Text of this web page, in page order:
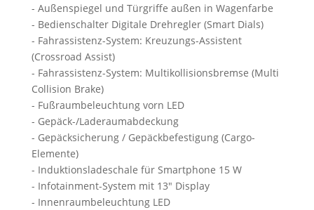
- Außenspiegel und Türgriffe außen in Wagenfarbe
- Bedienschalter Digitale Drehregler (Smart Dials)
- Fahrassistenz-System: Kreuzungs-Assistent
(Crossroad Assist)
- Fahrassistenz-System: Multikollisionsbremse (Multi
Collision Brake)
- Fußraumbeleuchtung vorn LED
- Gepäck-/Laderaumabdeckung
- Gepäcksicherung / Gepäckbefestigung (Cargo-
Elemente)
- Induktionsladeschale für Smartphone 15 W
- Infotainment-System mit 13" Display
- Innenraumbeleuchtung LED